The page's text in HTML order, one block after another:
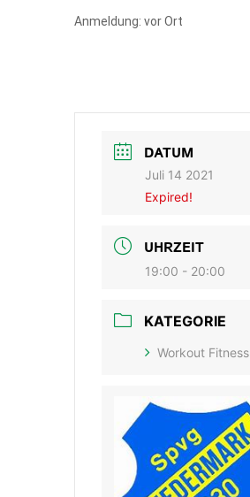
Anmeldung: vor Ort
DATUM
Juli 14 2021
Expired!
UHRZEIT
19:00 - 20:00
KATEGORIE
Workout Fitness